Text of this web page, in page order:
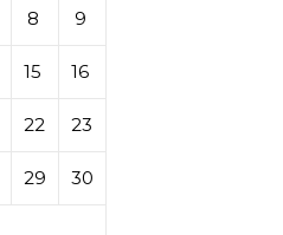
8 9
15 16
22 23
29 30